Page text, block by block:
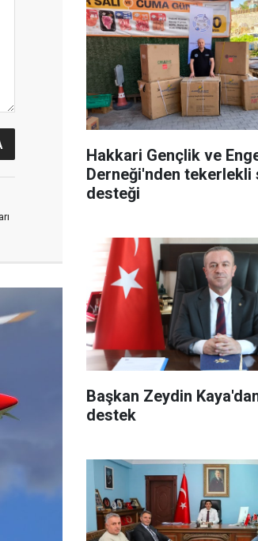
Hakkari Gençlik ve
Derneği'nden tekerlekli
desteği
Başkan Zeydin
destek